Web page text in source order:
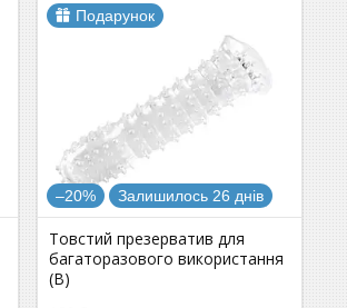
Подарунок
–20% Залишилось 26 днів
Товстий презерватив для
багаторазового використання
(B)